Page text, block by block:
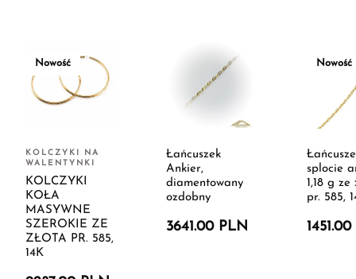
Nowość
KOLCZYKI NA
WALENTYNKI
KOLCZYKI
KOŁA
MASYWNE
SZEROKIE ZE
ZŁOTA PR. 585,
14K
Łańcuszek
Ankier,
diamentowany
ozdobny
3641.00 PLN
Nowość
splocie
1,18 g ze
pr. 585,